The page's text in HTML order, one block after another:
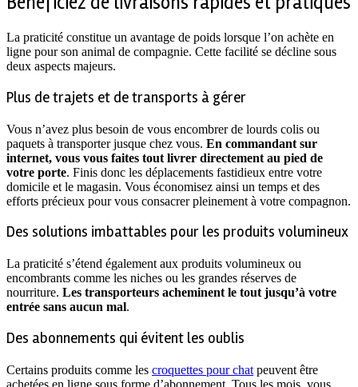
La praticité constitue un avantage de poids lorsque l’on achète en
ligne pour son animal de compagnie. Cette facilité se décline sous
deux aspects majeurs.
Plus de trajets et de transports à gérer
Vous n’avez plus besoin de vous encombrer de lourds colis ou
paquets à transporter jusque chez vous. En commandant sur
internet, vous vous faites tout livrer directement au pied de
votre porte. Finis donc les déplacements fastidieux entre votre
domicile et le magasin. Vous économisez ainsi un temps et des
efforts précieux pour vous consacrer pleinement à votre compagnon.
Des solutions imbattables pour les produits volumineux
La praticité s’étend également aux produits volumineux ou
encombrants comme les niches ou les grandes réserves de
nourriture. Les transporteurs acheminent le tout jusqu’à votre
entrée sans aucun mal.
Des abonnements qui évitent les oublis
Certains produits comme les croquettes pour chat peuvent être
achetées en ligne sous forme d’abonnement. Tous les mois, vous